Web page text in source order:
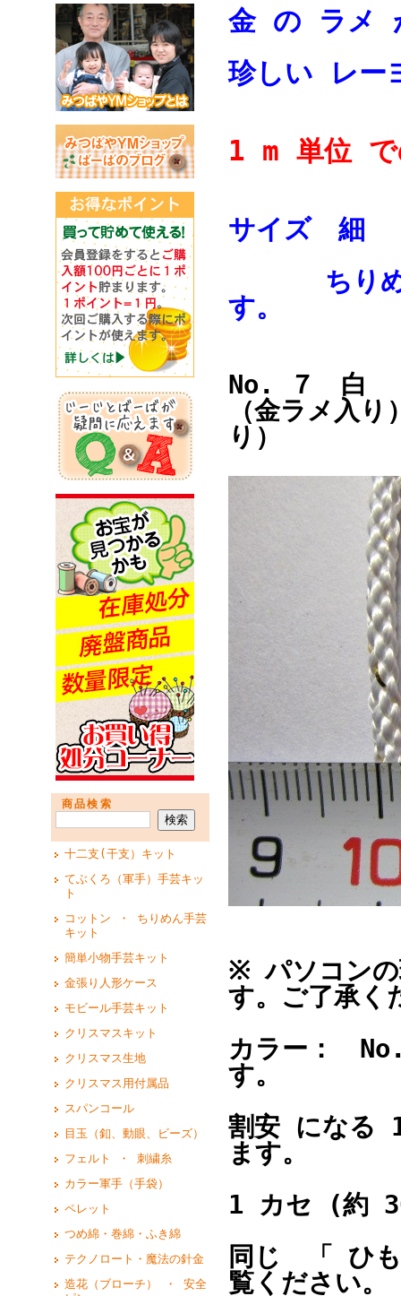
商品検索
十二支(干支）キット
てぶくろ（軍手）手芸キッ
ト
コットン ・ ちりめん手芸
キット
簡単小物手芸キット
金張り人形ケース
モビール手芸キット
クリスマスキット
クリスマス生地
クリスマス用付属品
スパンコール
目玉（釦、動眼、ビーズ）
フェルト ・ 刺繍糸
カラー軍手（手袋）
ペレット
つめ綿・巻綿・ふき綿
テクノロート・魔法の針金
造花（ブローチ） ・ 安全
金 の ラメ
珍しい レー
1 m 単位
サイズ 細
ちりめん
す。
No. ７ 白
（金ラメ
り）
※ パソコンの
す。ご了承く
カラー：
す。
割安 になる
ます。
1 カセ (約
同じ 「 ひ
覧ください。